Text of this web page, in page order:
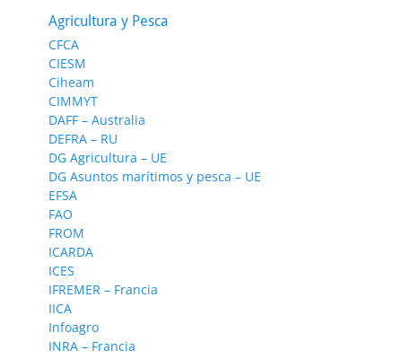
Agricultura y Pesca
CFCA
CIESM
Ciheam
CIMMYT
DAFF – Australia
DEFRA – RU
DG Agricultura – UE
DG Asuntos marítimos y pesca – UE
EFSA
FAO
FROM
ICARDA
ICES
IFREMER – Francia
IICA
Infoagro
INRA – Francia